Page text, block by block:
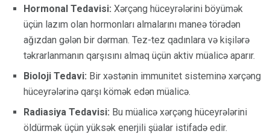
Hormonal Tedavisi: Xərçəng hüceyrələrini böyümək
üçün lazım olan hormonları almalarını maneə törədən
ağızdan gələn bir dərman. Tez-tez qadınlara və kişilərə
təkrarlanmanın qarşısını almaq üçün aktiv müalicə aparır.
Bioloji Tedavi: Bir xəstənin immunitet sisteminə xərçəng
hüceyrələrinə qarşı kömək edən müalicə.
Radiasiya Tedavisi: Bu müalicə xərçəng hüceyrələrini
öldürmək üçün yüksək enerjili şüalar istifadə edir.